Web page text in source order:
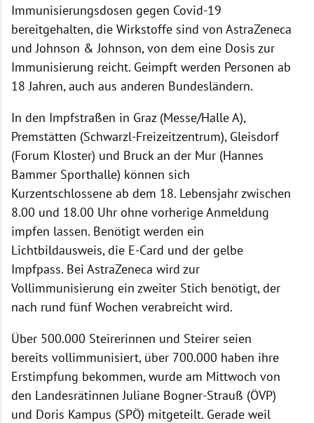
Immunisierungsdosen gegen Covid-19
bereitgehalten, die Wirkstoffe sind von AstraZeneca
und Johnson & Johnson, von dem eine Dosis zur
Immunisierung reicht. Geimpft werden Personen ab
18 Jahren, auch aus anderen Bundesländern.
In den Impfstraßen in Graz (Messe/Halle A),
Premstätten (Schwarzl-Freizeitzentrum), Gleisdorf
(Forum Kloster) und Bruck an der Mur (Hannes
Bammer Sporthalle) können sich
Kurzentschlossene ab dem 18. Lebensjahr zwischen
8.00 und 18.00 Uhr ohne vorherige Anmeldung
impfen lassen. Benötigt werden ein
Lichtbildausweis, die E-Card und der gelbe
Impfpass. Bei AstraZeneca wird zur
Vollimmunisierung ein zweiter Stich benötigt, der
nach rund fünf Wochen verabreicht wird.
Über 500.000 Steirerinnen und Steirer seien
bereits vollimmunisiert, über 700.000 haben ihre
Erstimpfung bekommen, wurde am Mittwoch von
den Landesrätinnen Juliane Bogner-Strauß (ÖVP)
und Doris Kampus (SPÖ) mitgeteilt. Gerade weil